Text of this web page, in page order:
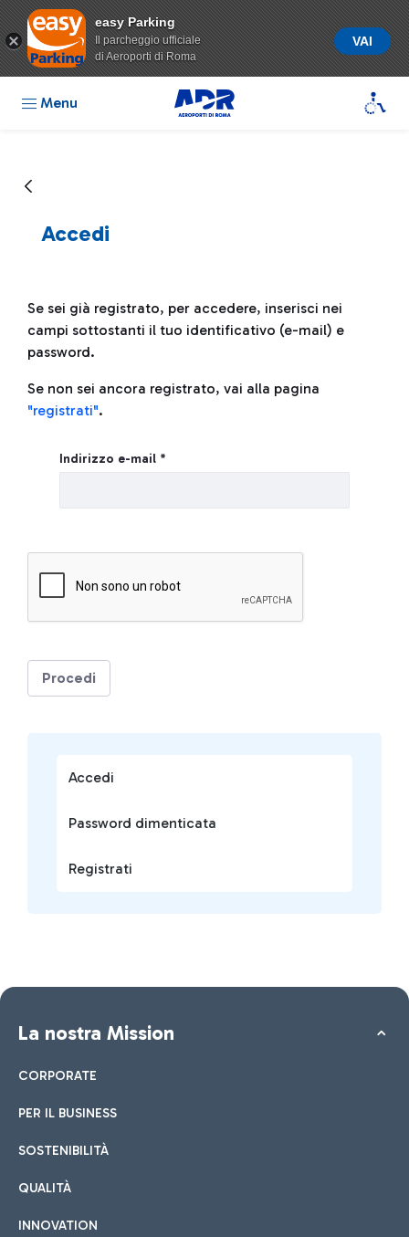
Menu
Accedi
Password dimenticata
Registrati
Accedi
Se sei già registrato, per accedere, inserisci nei
campi sottostanti il tuo identificativo (e-mail) e
password.
Se non sei ancora registrato, vai alla pagina
"registrati".
LoginIndirizzo e-mail *
Procedi
La nostra Mission
CORPORATE
PER IL BUSINESS
SOSTENIBILITÀ
QUALITÀ
INNOVATION
easy Parking
Il parcheggio ufficiale
di Aeroporti di Roma
VAI